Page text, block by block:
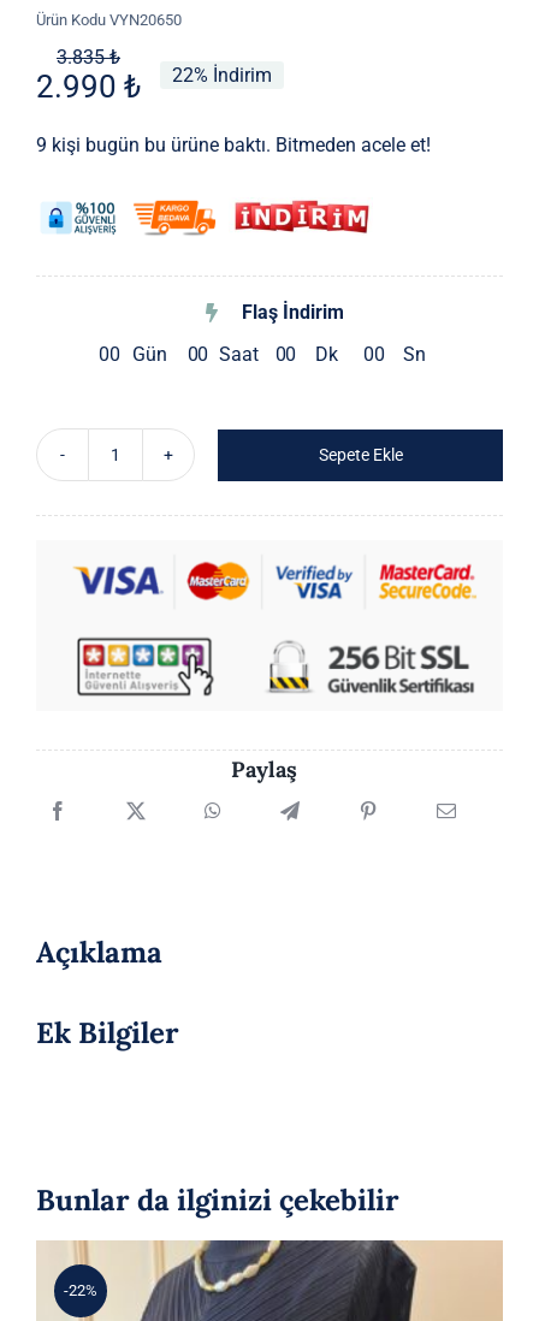
Ürün Kodu VYN20650
3.835₺
Orijinal
fiyat:
3.835 ₺.
2.990 ₺
Şu
andaki
fiyat:
22% İndirim
9 kişi bugün bu ürüne baktı. Bitmeden acele et!
Flaş İndirim
00 Gün 00 Saat 00 Dk 00 Sn
adet
Sepete Ekle
Paylaş
Açıklama
Ek Bilgiler
Bunlar da ilginizi çekebilir
-22%